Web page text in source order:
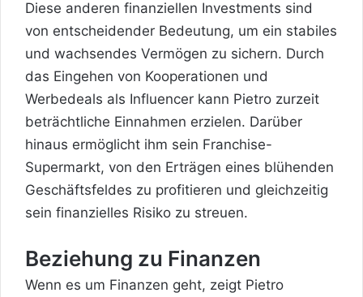
Diese anderen finanziellen Investments sind
von entscheidender Bedeutung, um ein stabiles
und wachsendes Vermögen zu sichern. Durch
das Eingehen von Kooperationen und
Werbedeals als Influencer kann Pietro zurzeit
beträchtliche Einnahmen erzielen. Darüber
hinaus ermöglicht ihm sein Franchise-
Supermarkt, von den Erträgen eines blühenden
Geschäftsfeldes zu profitieren und gleichzeitig
sein finanzielles Risiko zu streuen.
Beziehung zu Finanzen
Wenn es um Finanzen geht, zeigt Pietro